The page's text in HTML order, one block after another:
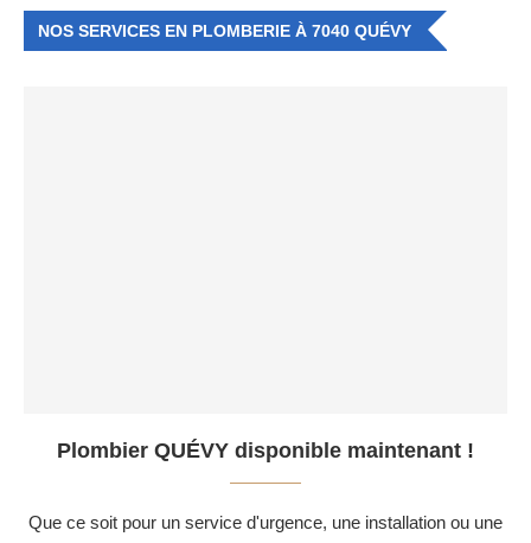
NOS SERVICES EN PLOMBERIE À 7040 QUÉVY
Plombier QUÉVY disponible maintenant !
Que ce soit pour un service d'urgence, une installation ou une